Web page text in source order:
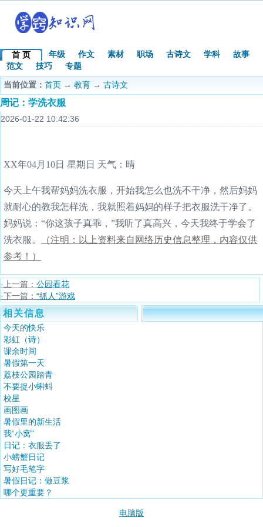
首 页 年级 作文 素材 职场 古诗文 学科
故事
范文
技巧
专题
当前位置： 首页 → 教育 → 古诗文
周记：学洗衣服
2026-01-22 10:42:36
XX年04月10日 星期日 天气：晴
今天上午我帮妈妈洗衣服，开始我怎么也洗不干净，然后妈妈
就耐心的教我怎样洗，我就照着妈妈的样子把衣服洗干净了。
妈妈说：“你这孩子真乖，”我听了真高兴，今天我终于学会了
洗衣服。
（注明：以上资料来自网络历史信息整理，内容仅供
参考！）
·上一篇： 公园看花
·下一篇： “抓人”游戏
相关信息
今天的快乐
彩虹（诗）
课余时间
暑假第一天
荔枝公园踏青
不要捉小蝌蚪
校星
画图画
暑假里的新生活
我“小窝”
日记：衣服丢了
小螃蟹日记
写好毛笔字
暑假日记：做豆浆
哪个更重要？
电脑版